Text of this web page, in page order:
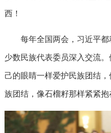
西！
每年全国两会，习近平都
少数民族代表委员深入交流
己的眼睛一样爱护民族团结
族团结，像石榴籽那样紧紧抱